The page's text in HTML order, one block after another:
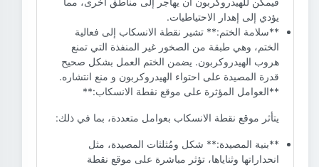
يؤدي إلى إهدار الاحتياطيات.
**سلامة الختم:** تشير نقطة الانسكاب إلى فعالية
الختم، وهي طبقة من الصخور غير المنفذة التي تمنع
هروب الهيدروكربون. يضمن الختم العمل بشكل صحيح
قدرة المصيدة على احتواء الهيدروكربون و منع انتشاره.
**العوامل المؤثرة على موقع نقطة الانسكاب:**
يتأثر موقع نقطة الانسكاب بعوامل متعددة، بما في ذلك:
**بنية المصيدة:** شكل ومُثلثات المصيدة، مثل
انحداراتها وثناياها، تؤثر مباشرة على موقع نقطة